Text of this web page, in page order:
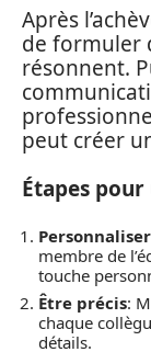
Après
de formuler
résonnent.
peut créer
Étapes pour
membre de
touche
Être précis:
chaque
détails.